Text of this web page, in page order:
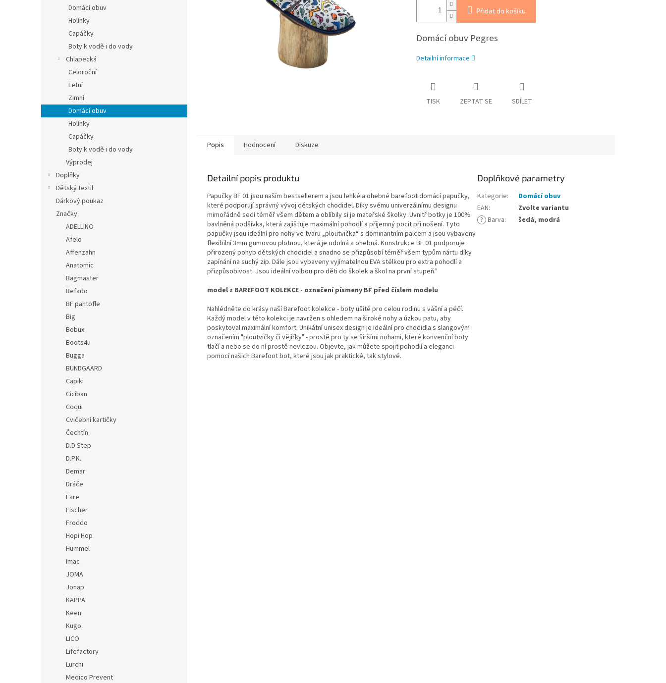
Domácí obuv
Holínky
Capáčky
Boty k vodě i do vody
Chlapecká
Celoroční
Letní
Zimní
Domácí obuv
Holínky
Capáčky
Boty k vodě i do vody
Výprodej
Doplňky
Dětský textil
Dárkový poukaz
Značky
ADELLINO
Afelo
Affenzahn
Anatomic
Bagmaster
Befado
BF pantofle
Big
Bobux
Boots4u
Bugga
BUNDGAARD
Capiki
Ciciban
Coqui
Cvičební kartičky
Čechtín
D.D.Step
D.P.K.
Demar
Dráče
Fare
Fischer
Froddo
Hopi Hop
Hummel
Imac
JOMA
Jonap
KAPPA
Keen
Kugo
LICO
Lifefactory
Lurchi
Medico Prevent
Přidat do košíku
Domácí obuv Pegres
Detailní informace
TISK ZEPTAT SE SDÍLET
Popis Hodnocení Diskuze
Detailní popis produktu
Papučky BF 01 jsou naším bestsellerem a jsou lehké a ohebné barefoot domácí papučky,
které podporují správný vývoj dětských chodidel. Díky svému univerzálnímu designu
mimořádně sedí téměř všem dětem a oblíbily si je mateřské školky. Uvnitř botky je 100%
bavlněná podšívka, která zajišťuje maximální pohodlí a příjemný pocit při nošení. Tyto
papučky jsou ideální pro nohy ve tvaru „ploutvička“ s dominantním palcem a jsou vybaveny
flexibilní 3mm gumovou plotnou, která je odolná a ohebná. Konstrukce BF 01 podporuje
přirozený pohyb dětských chodidel a snadno se přizpůsobí téměř všem typům nártu díky
zapínání na suchý zip. Dále jsou vybaveny vyjímatelnou EVA stélkou pro extra pohodlí a
přizpůsobivost. Jsou ideální volbou pro děti do školek a škol na první stupeň."
model z BAREFOOT KOLEKCE - označení písmeny BF před číslem modelu
Nahlédněte do krásy naší Barefoot kolekce - boty ušité pro celou rodinu s vášní a péčí.
Každý model v této kolekci je navržen s ohledem na široké nohy a úzkou patu, aby
poskytoval maximální komfort. Unikátní unisex design je ideální pro chodidla s slangovým
označením "ploutvičky či vějířky" - prostě pro ty se širšími nohami, které konvenční boty
tlačí a nebo se do ní prostě nevlezou. Objevte, jak můžete spojit pohodlí a eleganci
pomocí našich Barefoot bot, které jsou jak praktické, tak stylové.
Doplňkové parametry
Kategorie:
Domácí obuv
EAN:
Zvolte variantu
? Barva: šedá, modrá